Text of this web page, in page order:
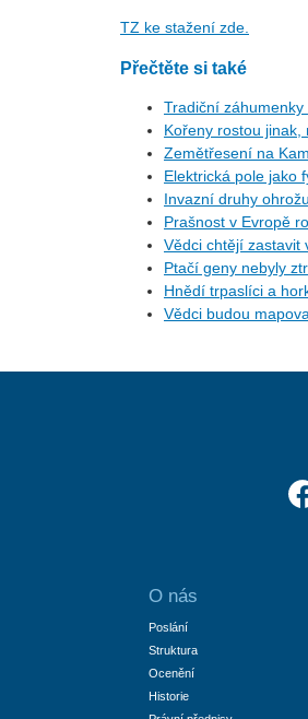
TZ ke stažení zde.
Přečtěte si také
Tradiční
Kořeny rostou
Zemětřesení na
Elektrická pole jako
Invazní druhy
Prašnost v Evropě
Vědci chtějí zastavit
Ptačí geny nebyly
Hnědí trpaslíci a
Vědci budou
O nás
Poslání
Struktura
Ocenění
Historie